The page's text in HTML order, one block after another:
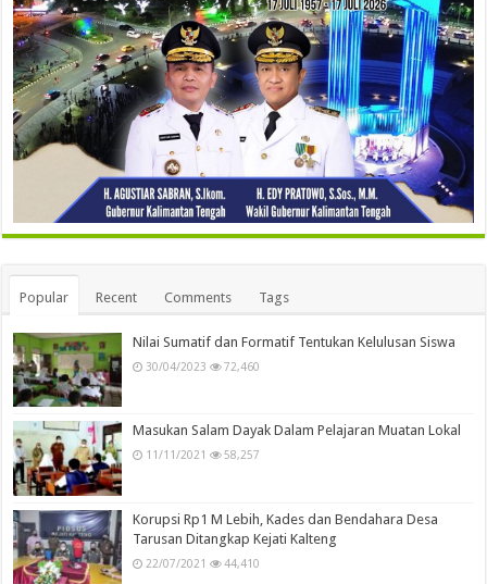
Popular Recent Comments Tags
Nilai Sumatif dan Formatif Tentukan Kelulusan Siswa
30/04/2023 72,460
Masukan Salam Dayak Dalam Pelajaran Muatan Lokal
11/11/2021 58,257
Korupsi Rp1 M Lebih, Kades dan Bendahara Desa
Tarusan Ditangkap Kejati Kalteng
22/07/2021 44,410